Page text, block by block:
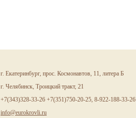
г. Екатеринбург, прос. Космонавтов, 11, литера Б
г. Челябинск, Троицкий тракт, 21
+7(343)328-33-26 +7(351)750-20-25, 8-922-188-33-26
info@eurokrovli.ru